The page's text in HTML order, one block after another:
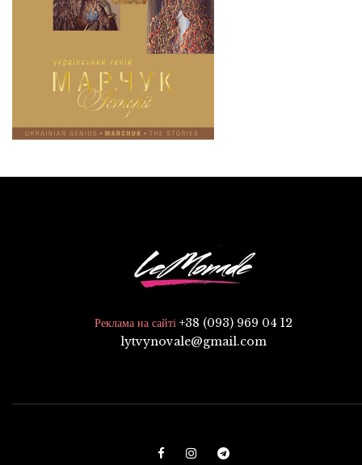
Реклама на сайті +38 (093) 969 04 12
lytvynovale@gmail.com